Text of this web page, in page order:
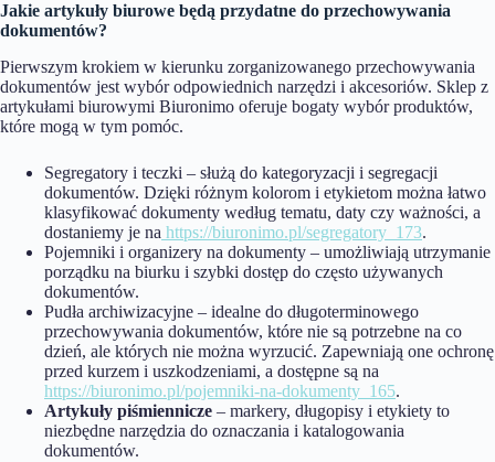
Jakie artykuły biurowe będą przydatne do przechowywania
dokumentów?
Pierwszym krokiem w kierunku zorganizowanego przechowywania
dokumentów jest wybór odpowiednich narzędzi i akcesoriów. Sklep z
artykułami biurowymi Biuronimo oferuje bogaty wybór produktów,
które mogą w tym pomóc.
Segregatory i teczki – służą do kategoryzacji i segregacji
dokumentów. Dzięki różnym kolorom i etykietom można łatwo
klasyfikować dokumenty według tematu, daty czy ważności, a
dostaniemy je na https://biuronimo.pl/segregatory_173.
Pojemniki i organizery na dokumenty – umożliwiają utrzymanie
porządku na biurku i szybki dostęp do często używanych
dokumentów.
Pudła archiwizacyjne – idealne do długoterminowego
przechowywania dokumentów, które nie są potrzebne na co
dzień, ale których nie można wyrzucić. Zapewniają one ochronę
przed kurzem i uszkodzeniami, a dostępne są na
https://biuronimo.pl/pojemniki-na-dokumenty_165.
Artykuły piśmiennicze – markery, długopisy i etykiety to
niezbędne narzędzia do oznaczania i katalogowania
dokumentów.